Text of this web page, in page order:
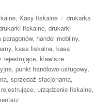
, Kasy fiskalne Tagi
drukarka
fiskalne,drukarki
, handel mobilny,
,kasa fiskalna,kasa
rejestrujące,klawisze
,punkt handlowo-usługowy,
,sprzedaż stacjonarna,
, urządzenie fiskalne,